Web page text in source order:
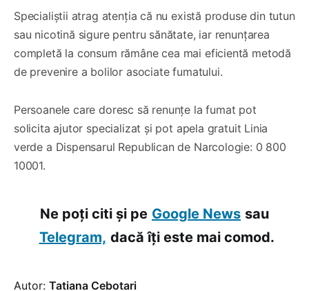
Specialiștii atrag atenția că nu există produse din tutun
sau nicotină sigure pentru sănătate, iar renunțarea
completă la consum rămâne cea mai eficientă metodă
de prevenire a bolilor asociate fumatului.
Persoanele care doresc să renunțe la fumat pot
solicita ajutor specializat și pot apela gratuit Linia
verde a Dispensarul Republican de Narcologie: 0 800
10001.
Ne poți citi și pe Google News sau
Telegram, dacă îți este mai comod.
Autor: Tatiana Cebotari